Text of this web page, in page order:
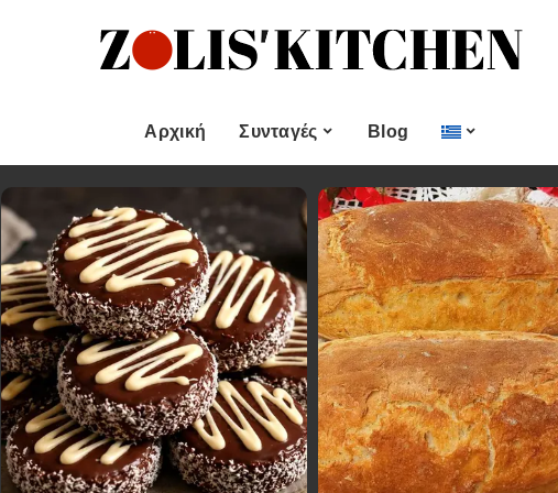
Αρχική Συνταγές
Κατηγορίες
Ορεκτικα & μεζεδες
Ψωμι
Κουλούρια και
Μπισκότα
Γλυκό και Επιδόρπιο
Ποτά και Χυμοί
Ψάρι και Θαλασσινά
Σάλτσες και Αλοιφές
Εποχιακές Συνταγές
Χριστουγεννιάτικες
Συνταγές
Πασχαλινές Συνταγές
Νηστίσιμες Συνταγές
Συνταγές για Αγίου
Βαλεντίνου
Blog
Γλυκό και Επιδόρπιο
Ποτά και Χυμοί
Ψάρι και Θαλασσινά
Σάλτσες και Αλοιφές
Κυρίως πιάτο
Κρέας
Ζυμαρικά
Πίτες και Ζύμες
Σαλάτες
Σνακ
Εποχιακές Συνταγές
Συνταγές για Αγίου
Βαλεντίνου